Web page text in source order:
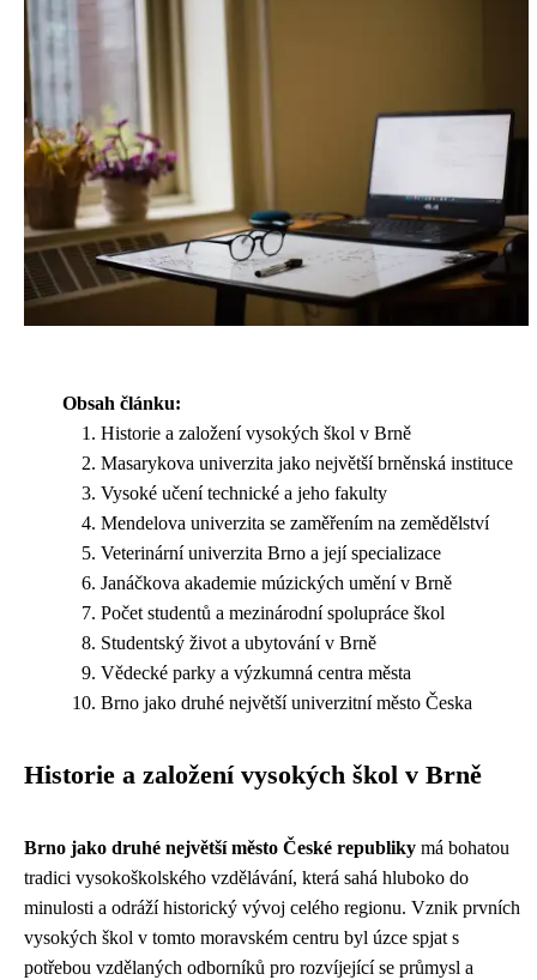
Obsah článku:
Historie a založení vysokých škol v Brně
Masarykova univerzita jako největší brněnská instituce
Vysoké učení technické a jeho fakulty
Mendelova univerzita se zaměřením na zemědělství
Veterinární univerzita Brno a její specializace
Janáčkova akademie múzických umění v Brně
Počet studentů a mezinárodní spolupráce škol
Studentský život a ubytování v Brně
Vědecké parky a výzkumná centra města
Brno jako druhé největší univerzitní město Česka
Historie a založení vysokých škol v Brně
Brno jako druhé největší město České republiky má bohatou
tradici vysokoškolského vzdělávání, která sahá hluboko do
minulosti a odráží historický vývoj celého regionu. Vznik prvních
vysokých škol v tomto moravském centru byl úzce spjat s
potřebou vzdělaných odborníků pro rozvíjející se průmysl a